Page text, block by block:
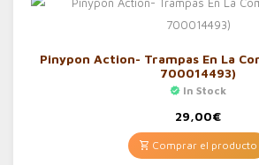
Pinypon Action- Trampas En La
700014493)
In Stock
29,00€
Comprar el producto